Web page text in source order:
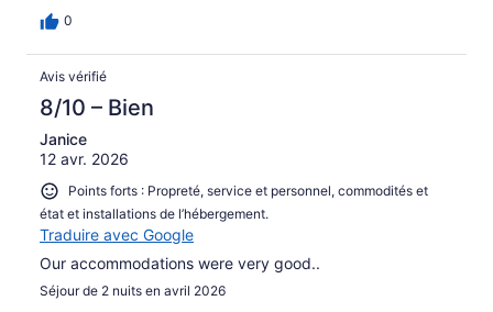
0
Avis vérifié
8/10 – Bien
Janice
12 avr. 2026
Points forts : Propreté, service et personnel, commodités et
état et installations de l’hébergement.
Traduire avec Google
Our accommodations were very good..
Séjour de 2 nuits en avril 2026